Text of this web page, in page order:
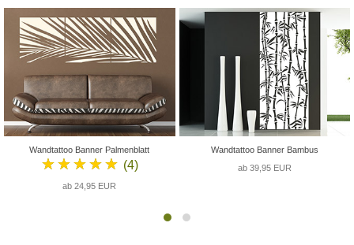
Wandtattoo Banner Palmenblatt
★★★★★ (4)
ab 24,95 EUR
Wandtattoo Banner Bambus
ab 39,95 EUR